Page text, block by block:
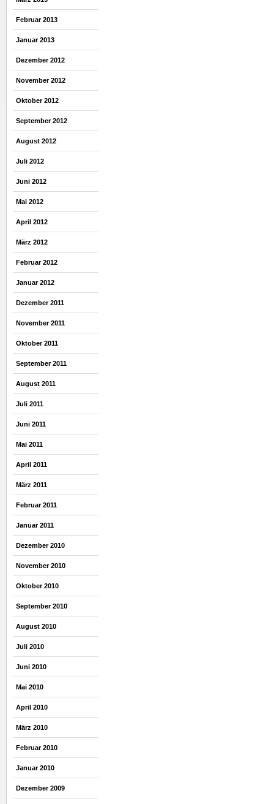
Februar 2013
Januar 2013
Dezember 2012
November 2012
Oktober 2012
September 2012
August 2012
Juli 2012
Juni 2012
Mai 2012
April 2012
März 2012
Februar 2012
Januar 2012
Dezember 2011
November 2011
Oktober 2011
September 2011
August 2011
Juli 2011
Juni 2011
Mai 2011
April 2011
März 2011
Februar 2011
Januar 2011
Dezember 2010
November 2010
Oktober 2010
September 2010
August 2010
Juli 2010
Juni 2010
Mai 2010
April 2010
März 2010
Februar 2010
Januar 2010
Dezember 2009